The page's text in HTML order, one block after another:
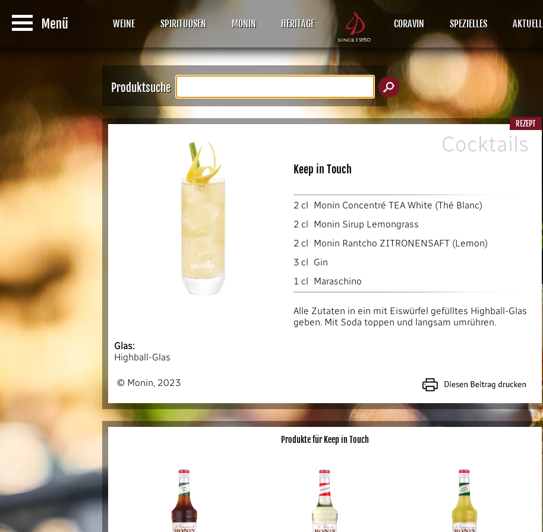
WEINE SPIRITUOSEN MONIN HERITAGE CORAVIN SPEZIELLES AKTUELL
Produktsuche
REZEPT
Cocktails
Keep in Touch
2 cl Monin Concentré TEA White (Thé Blanc)
2 cl Monin Sirup Lemongrass
2 cl Monin Rantcho ZITRONENSAFT (Lemon)
3 cl Gin
1 cl Maraschino
Alle Zutaten in ein mit Eiswürfel gefülltes Highball-Glas
geben. Mit Soda toppen und langsam umrühren.
Glas:
Highball-Glas
© Monin, 2023
Produkte für Keep in Touch